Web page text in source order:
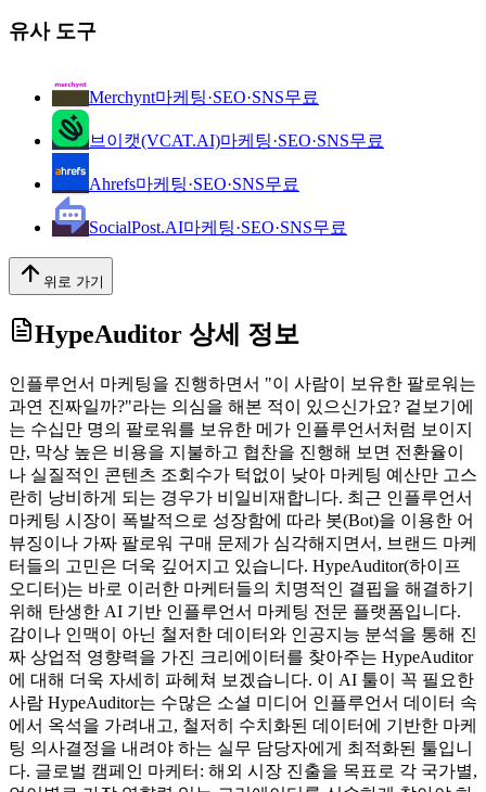
유사 도구
Merchynt마케팅·SEO·SNS무료
브이캣(VCAT.AI)마케팅·SEO·SNS무료
Ahrefs마케팅·SEO·SNS무료
SocialPost.AI마케팅·SEO·SNS무료
위로 가기
HypeAuditor 상세 정보
인플루언서 마케팅을 진행하면서 "이 사람이 보유한 팔로워는
과연 진짜일까?"라는 의심을 해본 적이 있으신가요? 겉보기에
는 수십만 명의 팔로워를 보유한 메가 인플루언서처럼 보이지
만, 막상 높은 비용을 지불하고 협찬을 진행해 보면 전환율이
나 실질적인 콘텐츠 조회수가 턱없이 낮아 마케팅 예산만 고스
란히 낭비하게 되는 경우가 비일비재합니다. 최근 인플루언서
마케팅 시장이 폭발적으로 성장함에 따라 봇(Bot)을 이용한 어
뷰징이나 가짜 팔로워 구매 문제가 심각해지면서, 브랜드 마케
터들의 고민은 더욱 깊어지고 있습니다. HypeAuditor(하이프
오디터)는 바로 이러한 마케터들의 치명적인 결핍을 해결하기
위해 탄생한 AI 기반 인플루언서 마케팅 전문 플랫폼입니다.
감이나 인맥이 아닌 철저한 데이터와 인공지능 분석을 통해 진
짜 상업적 영향력을 가진 크리에이터를 찾아주는 HypeAuditor
에 대해 더욱 자세히 파헤쳐 보겠습니다. 이 AI 툴이 꼭 필요한
사람 HypeAuditor는 수많은 소셜 미디어 인플루언서 데이터 속
에서 옥석을 가려내고, 철저히 수치화된 데이터에 기반한 마케
팅 의사결정을 내려야 하는 실무 담당자에게 최적화된 툴입니
다. 글로벌 캠페인 마케터: 해외 시장 진출을 목표로 각 국가별,